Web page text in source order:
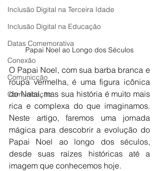
Inclusão Digital na Terceira Idade
Inclusão Digital na Educação
Datas Comemorativa
Conexão
Comunicção
Comunicação
Papai Noel ao Longo dos Séculos
O Papai Noel, com sua barba branca e
roupa vermelha, é uma figura icônica
do Natal, mas sua história é muito mais
rica e complexa do que imaginamos.
Neste artigo, faremos uma jornada
mágica para descobrir a evolução do
Papai Noel ao longo dos séculos,
desde suas raízes históricas até a
imagem que conhecemos hoje.